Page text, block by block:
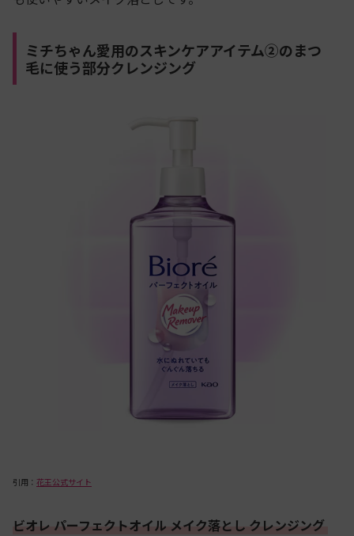
ミチちゃん愛用のスキンケアアイテム②のまつ
毛に使う部分クレンジング
引用： 花王公式サイト
ビオレ パーフェクトオイル メイク落とし クレンジング